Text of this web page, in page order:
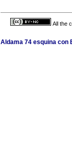
All the
Aldama 74 esquina con